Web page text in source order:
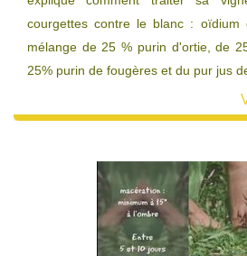
courgettes contre le blanc : oïdium
mélange de 25 % purin d'ortie, de
25% purin de fougères et du pur jus